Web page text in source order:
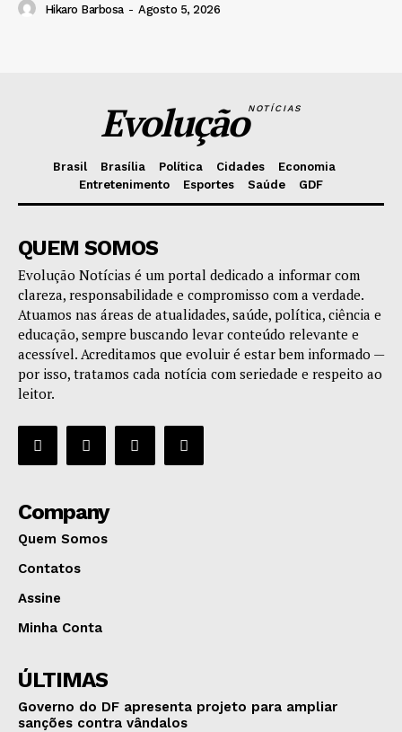
Hikaro Barbosa - Agosto 5, 2026
EvoluçãoNOTÍCIAS
Brasil Brasília Política Cidades
Economia
Entretenimento
Esportes Saúde GDF
QUEM SOMOS
Evolução Notícias é um portal dedicado a informar com
clareza, responsabilidade e compromisso com a verdade.
Atuamos nas áreas de atualidades, saúde, política, ciência e
educação, sempre buscando levar conteúdo relevante e
acessível. Acreditamos que evoluir é estar bem informado —
por isso, tratamos cada notícia com seriedade e respeito ao
leitor.
Company
Quem Somos
Contatos
Assine
Minha Conta
ÚLTIMAS
Governo do DF apresenta projeto para ampliar
sanções contra vândalos